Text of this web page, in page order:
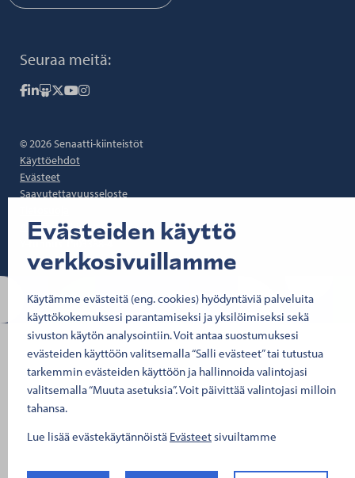
Evästeiden käyttö
verkkosivuillamme
Käytämme evästeitä (eng. cookies) hyödyntäviä palveluita
käyttökokemuksesi parantamiseksi ja yksilöimiseksi sekä
sivuston käytön analysointiin. Voit antaa suostumuksesi
evästeiden käyttöön valitsemalla “Salli evästeet” tai tutustua
tarkemmin evästeiden käyttöön ja hallinnoida valintojasi
valitsemalla “Muuta asetuksia”. Voit päivittää valintojasi milloin
tahansa.
Lue lisää evästekäytännöistä Evästeet sivuiltamme
© 2026 Senaatti-kiinteistöt
Käyttöehdot
Evästeet
Saavutettavuusseloste
Asiakirjajulkisuus
Y-tunnus 1503388-4
Seuraa meitä:
Senaatti Facebookissa
Senaatti LinkedInissä
Senaatti SlideSharessa
Senaatti X:ssä
Senaatti YouTubessa
Senaatti Instagramissa